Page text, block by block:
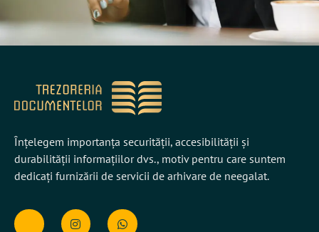
Înțelegem importanța securității, accesibilității și
durabilității informațiilor dvs., motiv pentru care suntem
dedicați furnizării de servicii de arhivare de neegalat.